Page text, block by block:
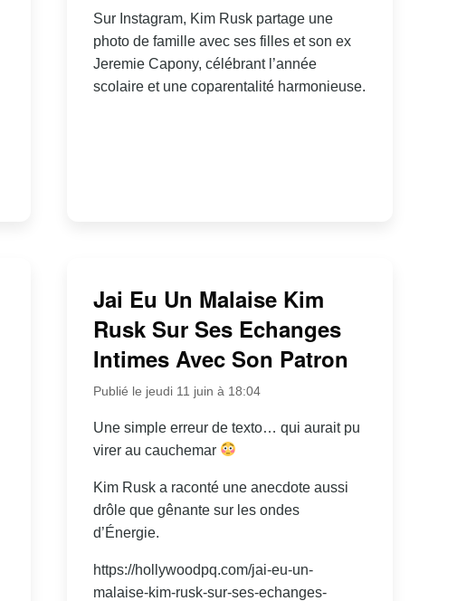
Sur Instagram, Kim Rusk partage une
photo de famille avec ses filles et son ex
Jeremie Capony, célébrant l’année
scolaire et une coparentalité harmonieuse.
Jai Eu Un Malaise Kim
Rusk Sur Ses Echanges
Intimes Avec Son Patron
Publié le jeudi 11 juin à 18:04
Une simple erreur de texto… qui aurait pu
virer au cauchemar
Kim Rusk a raconté une anecdote aussi
drôle que gênante sur les ondes
d’Énergie.
https://hollywoodpq.com/jai-eu-un-
malaise-kim-rusk-sur-ses-echanges-